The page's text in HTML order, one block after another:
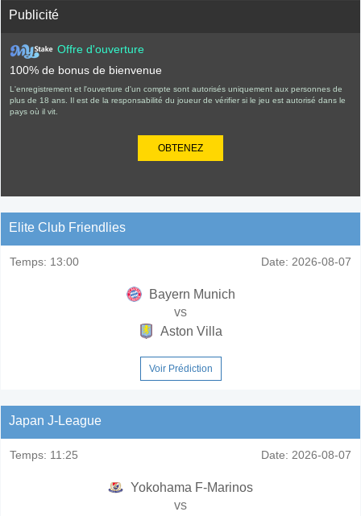
Publicité
Offre d'ouverture
100% de bonus de bienvenue
L'enregistrement et l'ouverture d'un compte sont autorisés uniquement aux personnes de
plus de 18 ans. Il est de la responsabilité du joueur de vérifier si le jeu est autorisé dans le
pays où il vit.
OBTENEZ
Elite Club Friendlies
Temps: 13:00 Date: 2026-08-07
Bayern Munich
vs
Aston Villa
Voir Prédiction
Japan J-League
Temps: 11:25 Date: 2026-08-07
Yokohama F-Marinos
vs